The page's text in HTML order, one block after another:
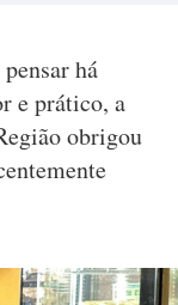
há
e prático, a
obrigou